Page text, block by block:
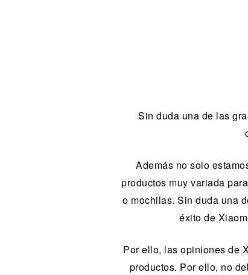
Sin duda una de las
Además no solo
productos muy variada
o mochilas. Sin duda una
éxito de
Por ello, las opiniones de
productos. Por ello, no